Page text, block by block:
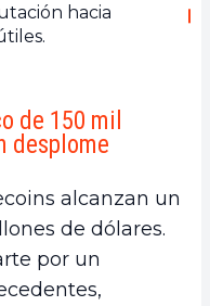
hacia
de 150 mil
desplome
alcanzan un
de dólares.
por un